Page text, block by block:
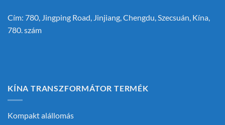
Cím: 780, Jingping Road, Jinjiang, Chengdu, Szecsuán, Kína,
780. szám
KÍNA TRANSZFORMÁTOR TERMÉK
Kompakt alállomás